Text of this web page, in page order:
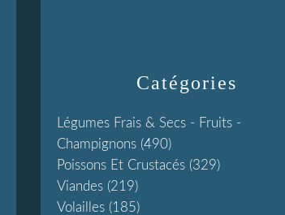
Catégories
Légumes Frais & Secs - Fruits -
Champignons (490)
Poissons Et Crustacés (329)
Viandes (219)
Volailles (185)